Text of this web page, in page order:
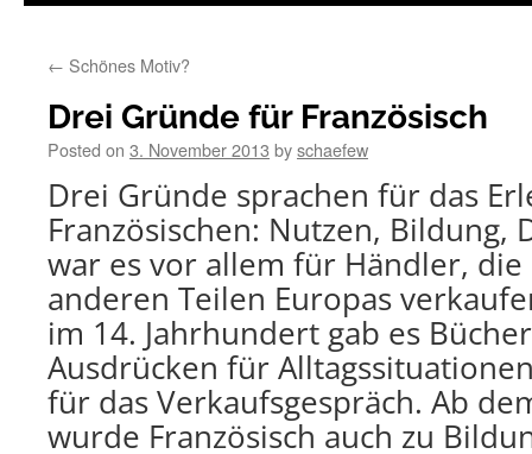
← Schönes Motiv?
Drei Gründe für Französisch
Posted on 3. November 2013 byschaefew
Drei Gründe sprachen für das
Französischen: Nutzen, Bildung,
war es vor allem für Händler,
anderen Teilen Europas
im 14. Jahrhundert gab es
Ausdrücken für
für das Verkaufsgespräch. Ab
wurde Französisch auch zu